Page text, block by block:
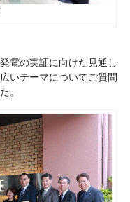
電の実証に向けた見通し
いテーマについてご質問
。